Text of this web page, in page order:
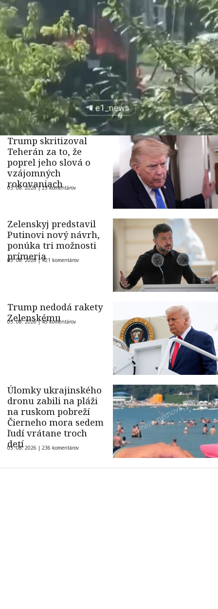
Trump skritizoval
Teherán za to, že
poprel jeho slová o
vzájomných
rokovaniach
03. 08. 2026 |23 komentárov
Zelenskyj predstavil
Putinovi nový návrh,
ponúka tri možnosti
prímeria
03. 08. 2026 |421 komentárov
Trump nedodá rakety
Zelenskému
03. 08. 2026 |45 komentárov
Úlomky ukrajinského
dronu zabili na pláži
na ruskom pobreží
Čierneho mora sedem
ľudí vrátane troch
detí
03. 08. 2026 | 236 komentárov